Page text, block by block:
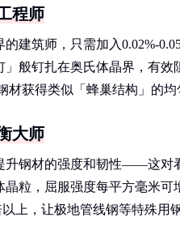
程师
建筑师，只需加入0.02%-
般钉扎在奥氏体晶界，有
材获得类似「蜂巢结构」的均
大师
升钢材的强度和韧性——这对
粒，屈服强度每平方毫米
上，让极地管线钢等特殊用